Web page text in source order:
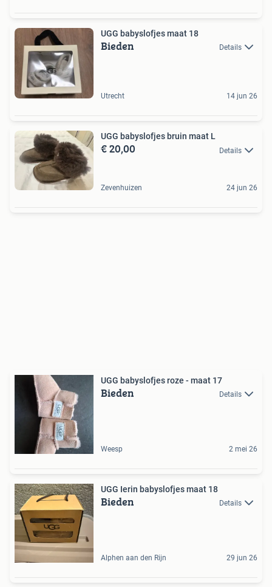
UGG babyslofjes maat 18
Bieden Details
Utrecht 14 jun 26
UGG babyslofjes bruin maat L
€ 20,00 Details
Zevenhuizen 24 jun 26
UGG babyslofjes roze - maat 17
Bieden Details
Weesp 2 mei 26
UGG Ierin babyslofjes maat 18
Bieden Details
Alphen aan den Rijn 29 jun 26